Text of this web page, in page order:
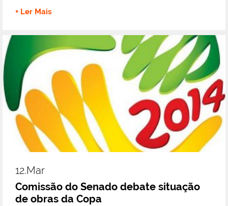
+ Ler Mais
12.mar
Comissão do Senado debate situação
de obras da Copa